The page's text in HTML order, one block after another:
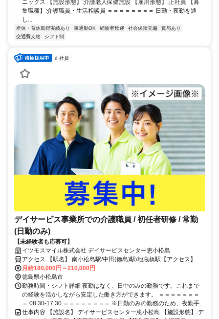
ニックス 【施設形態】:介護老人保健施設 【雇用形態】:正社員 【募
集職種】:介護職員・生活相談員 ＝＝＝＝＝＝＝＝ 日勤・夜勤を通
し...
産休・育休取得実績あり 車通勤OK 経験者歓迎 社会保険完備
賞与あり
交通費支給
シフト制
正社員
デイサービス事業所での介護職員 / 初任者研修 / 常勤
(日勤のみ)
【未経験者も応募可】
イツモスマイル株式会社 デイサービスセンター恵小松島
アクセス 【駅名】 南小松島駅/中田(徳島)駅/地蔵橋駅【アクセス】 南
小松島駅から徒歩19分
月給180,000円～210,000円
徳島県小松島市
勤務時間・シフト詳細 夜勤はなく、日中のみの勤務です。これまで
の経験を活かしながら安定した働き方ができます。 ＝＝＝＝＝＝＝
＝ 08:30-17:30 ＝＝＝＝＝＝＝＝ ※日勤のみの勤務のため、夜勤手...
仕事内容 【施設名】:デイサービスセンター恵小松島 【施設形態】:デ